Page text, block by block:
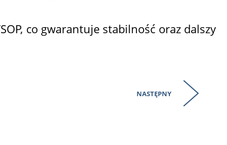
co gwarantuje stabilność oraz dalszy
NASTĘPNY